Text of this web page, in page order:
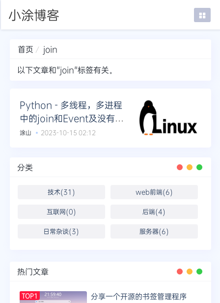
小涂博客
mTab书签
登录
首页
join
以下文章和"join"标签有关。
Python - 多线程，多进程
中的join和Event及没有使
用join和event区别
涂山 2023-10-15 02:12
分类
技术(31) web前端(6)
后端(4)
互联网(0)
服务器(6)
日常杂谈(3)
热门文章
TOP1
分享一个开源的书签管理程序